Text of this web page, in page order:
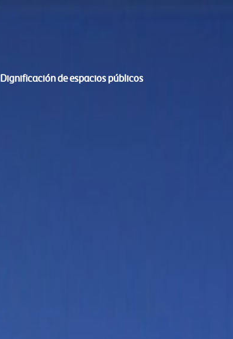
Dignificación de espacios públicos